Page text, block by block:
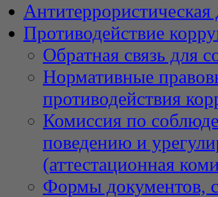
Антитеррористическая
Противодействие
Обратная связь для
Нормативные
противодействия
Комиссия по
поведению и
(аттестационная
Формы документов,